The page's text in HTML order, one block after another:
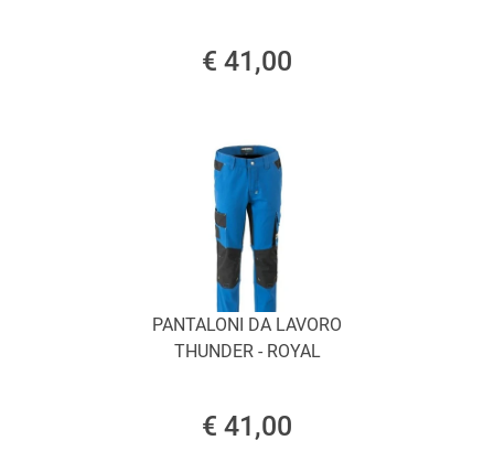
€ 41,00
PANTALONI DA LAVORO
THUNDER - ROYAL
€ 41,00